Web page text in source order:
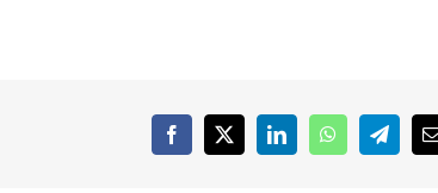
Facebook
X LinkedInWhatsApp